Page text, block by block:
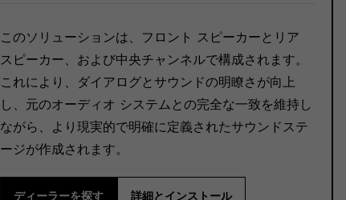
このソリューションは、フロント スピーカーとリア
スピーカー、および中央チャンネルで構成されます。
これにより、ダイアログとサウンドの明瞭さが向上
し、元のオーディオ システムとの完全な一致を維持し
ながら、より現実的で明確に定義されたサウンドステ
ージが作成されます。
ディーラーを探す 詳細とインストール